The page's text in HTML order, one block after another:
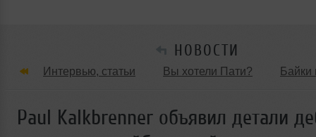
НОВОСТИ
Интервью, статьи Вы хотели Пати? Байки
Танцевальные стили
Paul Kalkbrenner объявил детали